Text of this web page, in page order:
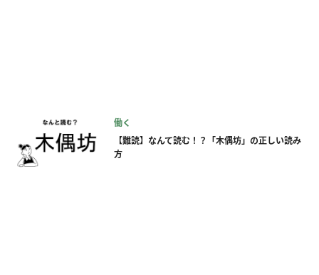
働く
【難読】なんて読む！？「木偶坊」の正しい読み
方